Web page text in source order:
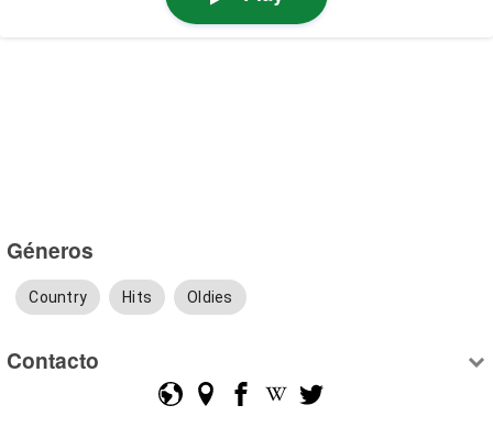
Géneros
Country Hits Oldies
Contacto